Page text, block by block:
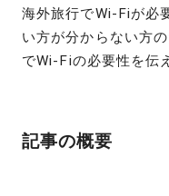
海外旅行でWi-Fiが必
い方が分からない方
でWi-Fiの必要性を伝
記事の概要